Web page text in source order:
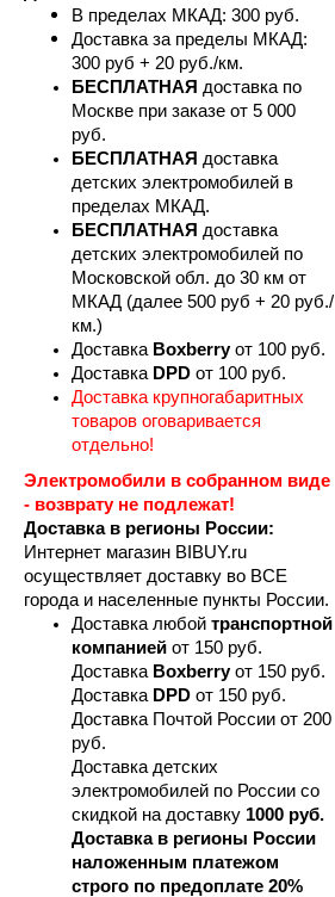
В пределах МКАД: 300 руб.
Доставка за пределы МКАД:
300 руб + 20 руб./км.
БЕСПЛАТНАЯ доставка по
Москве при заказе от 5 000
руб.
БЕСПЛАТНАЯ доставка
детских электромобилей в
пределах МКАД.
БЕСПЛАТНАЯ доставка
детских электромобилей по
Московской обл. до 30 км от
МКАД (далее 500 руб + 20 руб./
км.)
Доставка Boxberry от 100 руб.
Доставка DPD от 100 руб.
Доставка крупногабаритных
товаров оговаривается
отдельно!
Электромобили в собранном виде
- возврату не подлежат!
Доставка в регионы России:
Интернет магазин BIBUY.ru
осуществляет доставку во ВСЕ
города и населенные пункты России.
Доставка любой транспортной
компанией от 150 руб.
Доставка Boxberry от 150 руб.
Доставка DPD от 150 руб.
Доставка Почтой России от 200
руб.
Доставка детских
электромобилей по России со
скидкой на доставку 1000 руб.
Доставка в регионы России
наложенным платежом
строго по предоплате 20%